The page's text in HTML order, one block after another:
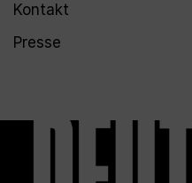
Kontakt
Presse